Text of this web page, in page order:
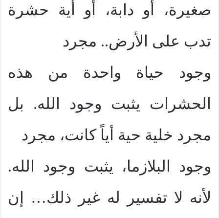
صغيرة، أو دابة، أو أية حشرة
تدب على الأرض.. مجرد
وجود حياة واحدة من هذه
الحشرات يثبت وجود الله. بل
مجرد خلية حية أياً كانت، مجرد
وجود البلازما، يثبت وجود الله.
لأنه لا تفسير له غير ذلك… إن